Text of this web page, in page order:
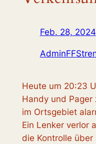
Feb. 28, 2024
Heute um 20:23
Handy und Pager
im Ortsgebiet
Ein Lenker verlor
die Kontrolle über